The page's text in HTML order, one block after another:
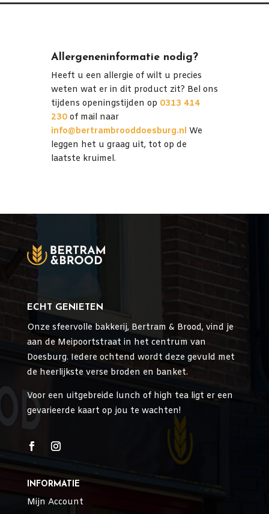
Allergeneninformatie nodig?
Heeft u een allergie of wilt u precies
weten wat er in dit product zit? Bel ons
tijdens openingstijden op 0313 414
230of mail naar
info@bertrambrooddoesburg.nl We
leggen het u graag uit, tot op de
laatste kruimel.
ECHT GENIETEN
Onze sfeervolle bakkerij, Bertram & Brood, vind je
aan de Meipoortstraat in het centrum van
Doesburg. Iedere ochtend wordt deze gevuld met
de heerlijkste verse broden en banket.
Voor een uitgebreide lunch of high tea ligt er een
gevarieerde kaart op jou te wachten!
INFORMATIE
Mijn Account